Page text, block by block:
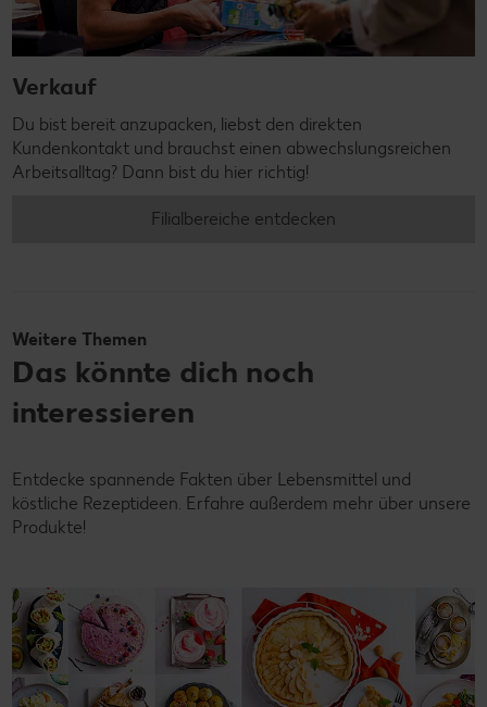
Verkauf
Du bist bereit anzupacken, liebst den direkten
Kundenkontakt und brauchst einen abwechslungsreichen
Arbeitsalltag? Dann bist du hier richtig!
Filialbereiche entdecken
Weitere Themen
Das könnte dich noch
interessieren
Entdecke spannende Fakten über Lebensmittel und
köstliche Rezeptideen. Erfahre außerdem mehr über unsere
Produkte!